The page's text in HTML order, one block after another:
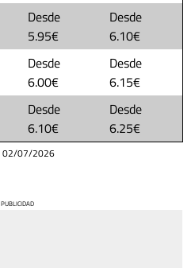
Desde
5.95€
Desde
6.10€
Desde
6.00€
Desde
6.15€
Desde
6.10€
Desde
6.25€
02/07/2026
PUBLICIDAD